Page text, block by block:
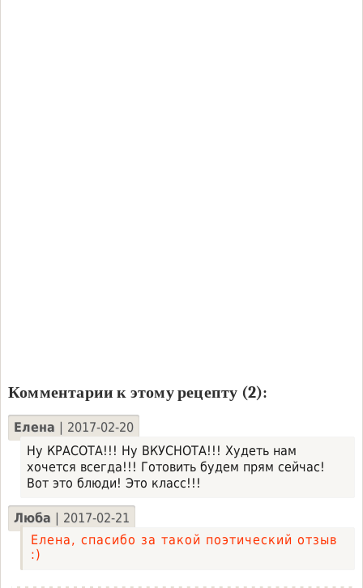
Комментарии к этому рецепту (2):
Елена | 2017-02-20
Ну КРАСОТА!!! Ну ВКУСНОТА!!! Худеть нам
хочется всегда!!! Готовить будем прям сейчас!
Вот это блюди! Это класс!!!
Люба | 2017-02-21
Елена, спасибо за такой поэтический отзыв
:)